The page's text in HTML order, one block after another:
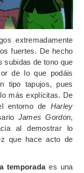
extremadamente
fuertes. De hecho
subidas de tono que
de lo que podáis
tipo tapujos, pues
más explícitas. De
entorno de Harley
James Gordon,
al demostrar lo
que hace acto de
temporadaes una